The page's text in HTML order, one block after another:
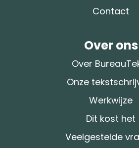
Contact
Over ons
Over
Onze
Werkwijze
Dit kost het
Veelgestelde